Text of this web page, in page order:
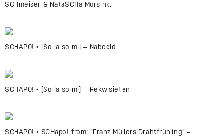
SCHmeiser & NataSCHa Morsink.
SCHAPO! • [So la so mi] – Nabeeld
SCHAPO! • [So la so mi] – Rekwisieten
SCHAPO! • SCHapo! from: "Franz Müllers Drahtfrühling" –